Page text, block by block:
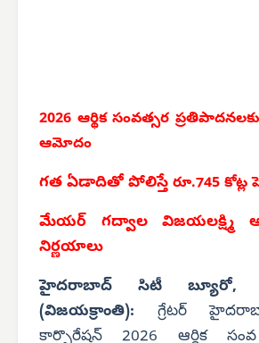
2026 ఆర్థిక సంవత్సర
ఆమోదం
గత ఏడాదితో పోలిస్తే రూ.745 కోట్ల
మేయర్ గద్వాల విజయలక్ష్మి
నిర్ణయాలు
హైదరాబాద్ సిటీ బ్యూరో,
(విజయక్రాంతి): గ్రేటర్
కార్పొరేషన్ 2026 ఆర్థిక